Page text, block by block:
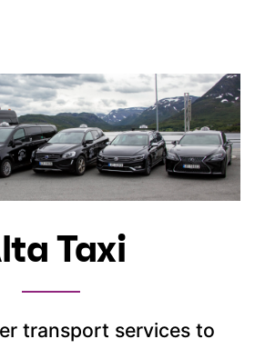
Taxi
transport services to